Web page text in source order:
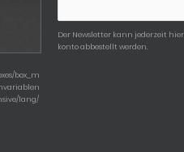
box_m
lang/
Der Newsletter kann jederzeit
konto abbestellt werden.